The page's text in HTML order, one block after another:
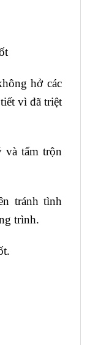
hở các
vì đã triệt
và tẩm trộn
tránh tình
trình.